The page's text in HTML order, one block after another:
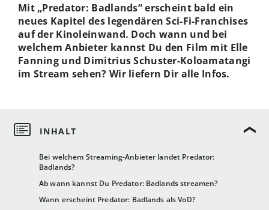
Bei welchem Streaming-Anbieter landet Predator:
Badlands?
Ab wann kannst Du Predator: Badlands streamen?
Wann erscheint Predator: Badlands als VoD?
Mit „Predator: Badlands“ erscheint bald ein
neues Kapitel des legendären Sci-Fi-Franchises
auf der Kinoleinwand. Doch wann und bei
welchem Anbieter kannst Du den Film mit Elle
Fanning und Dimitrius Schuster-Koloamatangi
im Stream sehen? Wir liefern Dir alle Infos.